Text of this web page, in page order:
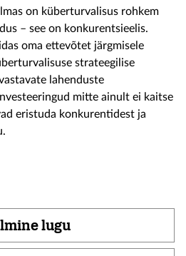
on küberturvalisus rohkem
– see on konkurentsieelis.
oma ettevõtet järgmisele
strateegilise
lahenduste
mitte ainult ei kaitse
eristuda konkurentidest ja
lugu